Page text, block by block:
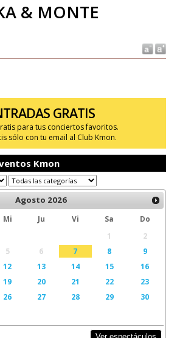
& MONTE
GRATIS
para tus conciertos favoritos.
sólo con tu email al Club Kmon.
Kmon
Agosto 2026
Mi Ju Vi Sa
Do
1
2
5 6 7 8
9
12 13 14 15
16
19 20 21 22
23
26 27 28 29
30